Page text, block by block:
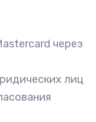
через
лиц